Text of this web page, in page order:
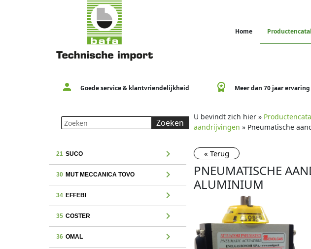
Home
person Goede service & klantvriendelijkheid workspace_premium Meer dan 70 jaar ervaring
Zoeken
21 SUCO chevron_right
30 MUT MECCANICA TOVO chevron_right
34 EFFEBI chevron_right
35 COSTER chevron_right
36 OMAL chevron_right
U bevindt zich hier »
aandrijvingen » Pneumatische
« Terug
PNEUMATISCHE
ALUMINIUM